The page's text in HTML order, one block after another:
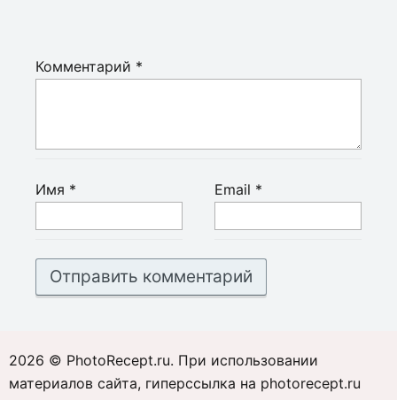
Комментарий *
Имя * Email *
2026 © PhotoRecept.ru. При использовании
материалов сайта, гиперссылка на photorecept.ru